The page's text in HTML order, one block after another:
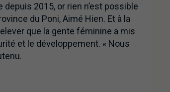
depuis 2015, or rien n’est possible
du Poni, Aimé Hien. Et à la
que la gente féminine a mis
et le développement. « Nous